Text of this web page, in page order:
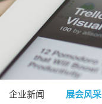
企业新闻 展会风采